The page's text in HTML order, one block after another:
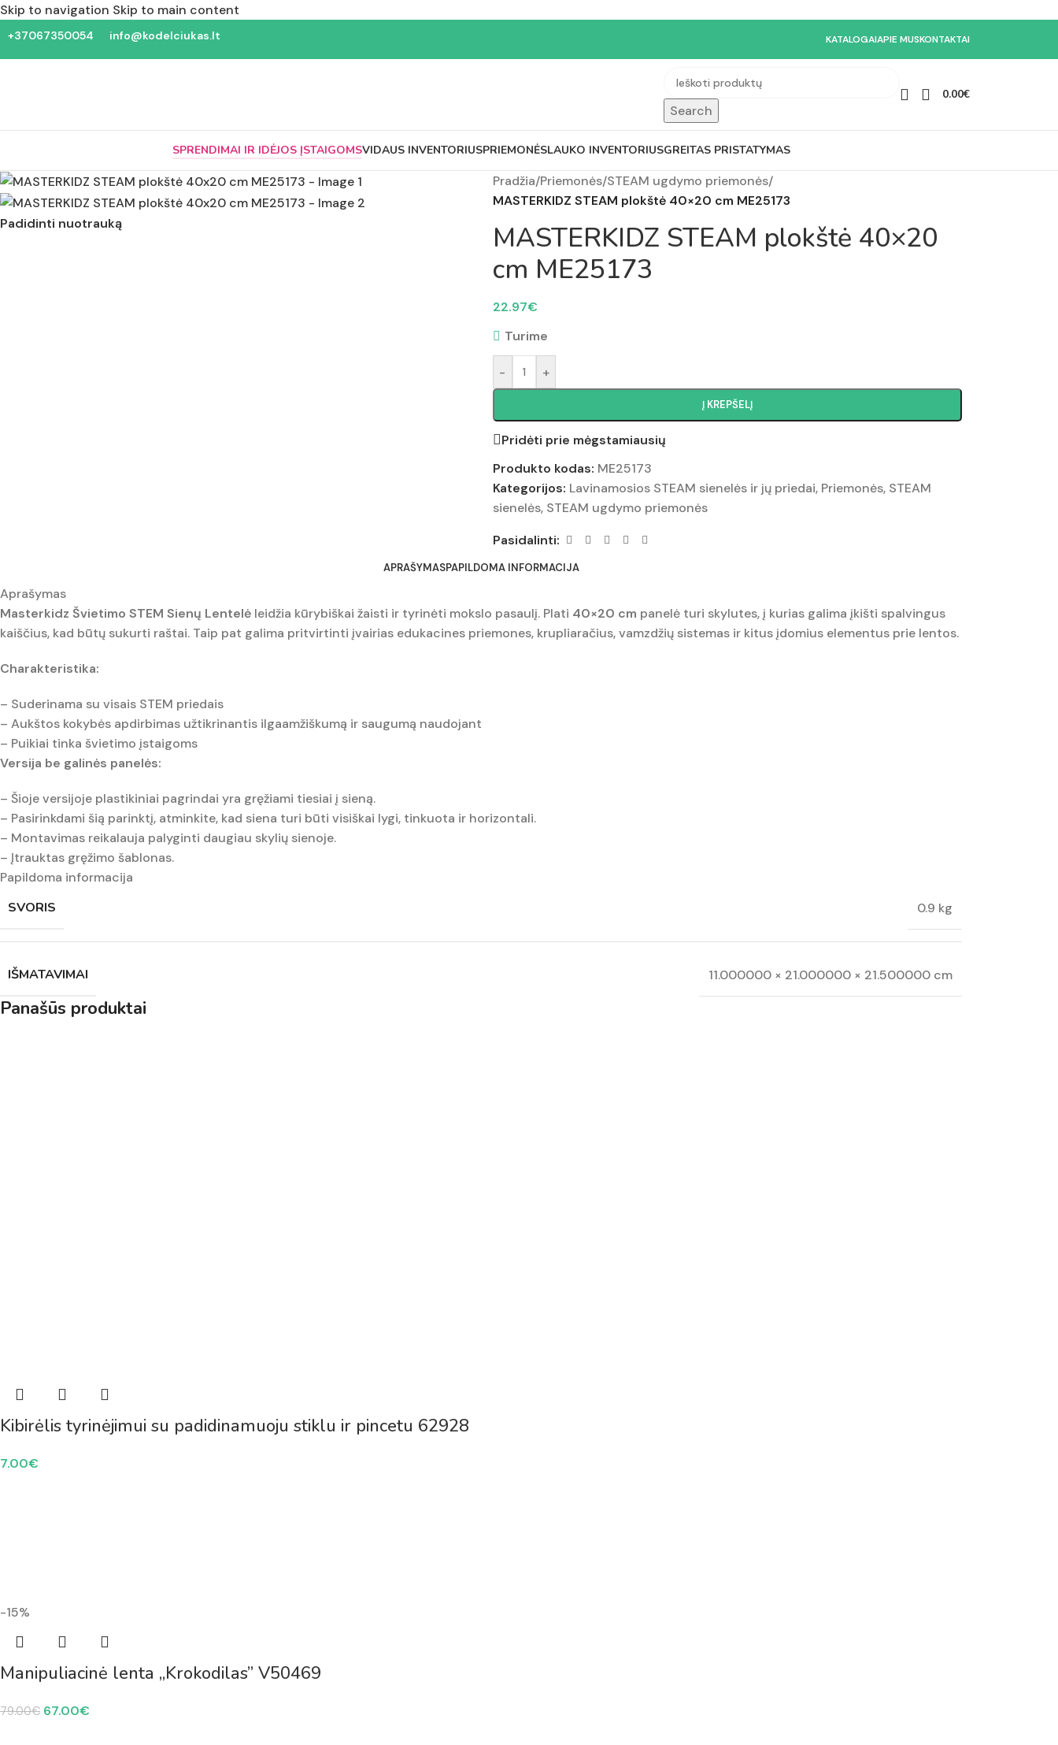
Skip to navigation Skip to main content
+37067350054 info@kodelciukas.lt KATALOGAIAPIE MUSKONTAKTAI
Search
0.00€
SPRENDIMAI IR IDĖJOS ĮSTAIGOMSVIDAUS INVENTORIUSPRIEMONĖSLAUKO INVENTORIUSGREITAS PRISTATYMAS
Padidinti nuotrauką
Pradžia/Priemonės/STEAM ugdymo priemonės/
MASTERKIDZ STEAM plokštė 40×20 cm ME25173
MASTERKIDZ STEAM plokštė 40×20
cm ME25173
22.97€
Turime
- +
Į KREPŠELĮ
Pridėti prie mėgstamiausių
Produkto kodas: ME25173
Kategorijos: Lavinamosios STEAM sienelės ir jų priedai, Priemonės, STEAM
sienelės, STEAM ugdymo priemonės
Pasidalinti:
APRAŠYMASPAPILDOMA INFORMACIJA
Aprašymas
Masterkidz Švietimo STEM Sienų Lentelė leidžia kūrybiškai žaisti ir tyrinėti mokslo pasaulį. Plati 40×20 cm panelė turi skylutes, į kurias galima įkišti spalvingus
kaiščius, kad būtų sukurti raštai. Taip pat galima pritvirtinti įvairias edukacines priemones, krupliaračius, vamzdžių sistemas ir kitus įdomius elementus prie lentos.
Charakteristika:
– Suderinama su visais STEM priedais
– Aukštos kokybės apdirbimas užtikrinantis ilgaamžiškumą ir saugumą naudojant
– Puikiai tinka švietimo įstaigoms
Versija be galinės panelės:
– Šioje versijoje plastikiniai pagrindai yra gręžiami tiesiai į sieną.
– Pasirinkdami šią parinktį, atminkite, kad siena turi būti visiškai lygi, tinkuota ir horizontali.
– Montavimas reikalauja palyginti daugiau skylių sienoje.
– Įtrauktas gręžimo šablonas.
Papildoma informacija
SVORIS 0.9 kg
IŠMATAVIMAI 11.000000 × 21.000000 × 21.500000 cm
Panašūs produktai
Kibirėlis tyrinėjimui su padidinamuoju stiklu ir pincetu 62928
7.00€
-15%
Manipuliacinė lenta „Krokodilas” V50469
79.00€ 67.00€